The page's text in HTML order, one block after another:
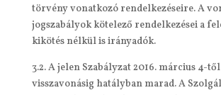
törvény vonatkozó rendelkezéseire. A
jogszabályok kötelező rendelkezései a
kikötés nélkül is irányadók.
3.2. A jelen Szabályzat 2016. március 4-
visszavonásig hatályban marad. A